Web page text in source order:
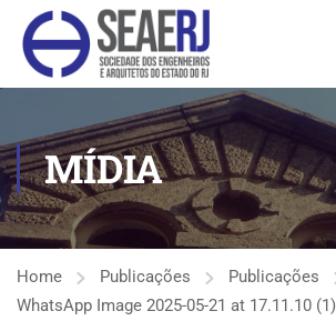
MÍDIA
Home Publicações Publicações
WhatsApp Image 2025-05-21 at 17.11.10 (1)